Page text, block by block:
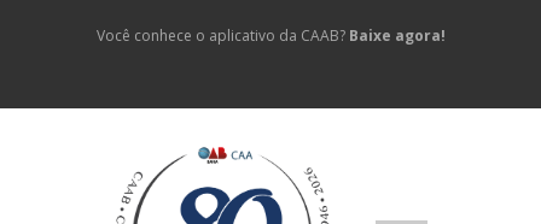
Você conhece o aplicativo da CAAB? Baixe agora!